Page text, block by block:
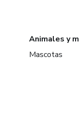
Animales y
Mascotas